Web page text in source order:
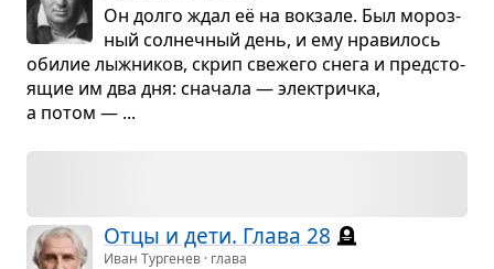
Он долго ждал её на вок­зале. Был мороз­
ный сол­неч­ный день, и ему нра­ви­лось
оби­лие лыж­ни­ков, скрип све­жего снега и пред­сто­
я­щие им два дня: сна­чала — элек­тричка,
а потом — ...
Отцы и дети. Глава 28 🪦
Иван Тургенев · глава